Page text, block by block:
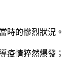
時的慘烈狀況。
疫情猝然爆發